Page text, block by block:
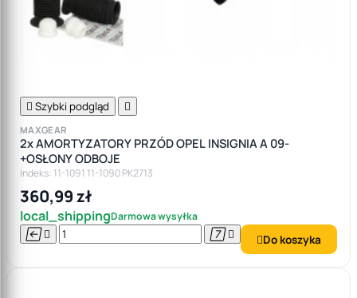
 Szybki podgląd 
MAXGEAR
2x AMORTYZATORY PRZÓD OPEL INSIGNIA A 09-
+OSŁONY ODBOJE
Indeks: 11-1091 11-1090 PK2713
360,99 zł
local_shippingDarmowa wysyłka
    Do koszyka